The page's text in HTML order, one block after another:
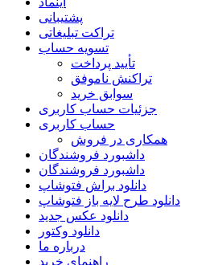
پشتیبانی
تراکت تبلیغاتی
تسویه حساب
تأیید پرداخت
تراکنش ناموفق
سوابق خرید
جزئیات حساب کاربری
حساب کاربری
همکاری در فروش
داشبورد فروشندگان
داشبورد فروشندگان
دانلود براش فتوشاپ
دانلود طرح لایه باز فتوشاپ
دانلود عکس جدید
دانلود وکتور
درباره ما
راهنمای خرید